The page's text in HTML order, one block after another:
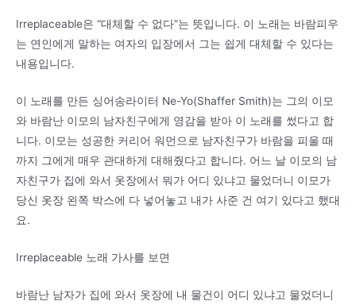
Irreplaceable은 “대체할 수 없다”는 뜻입니다. 이 노래는 바람피우
는 연인에게 말하는 여자의 입장에서 그는 쉽게 대체할 수 있다는
내용입니다.
이 노래를 만든 싱어송라이터 Ne-Yo(Shaffer Smith)는 그의 이모
와 바람난 이모의 남자친구에게 영감을 받아 이 노래를 썼다고 합
니다. 이모는 성공한 커리어 워먼으로 남자친구가 바람을 피울 때
까지 그에게 매우 관대하게 대해줬다고 합니다. 어느 날 이모의 남
자친구가 집에 와서 옷장에서 뭐가 어디 있냐고 물었더니 이모가
당신 옷장 왼쪽 박스에 다 넣어놓고 내가 사준 건 여기 있다고 했대
요.
Irreplaceable 노래 가사를 보면
바람난 남자가 집에 와서 옷장에 내 물건이 어디 있냐고 물었더니